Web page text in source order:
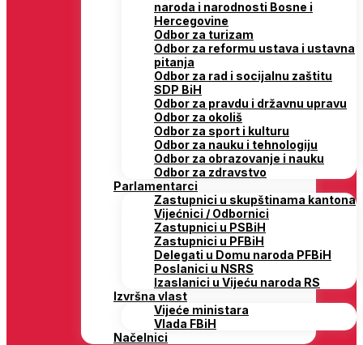
naroda i narodnosti Bosne i
Hercegovine
Odbor za turizam
Odbor za reformu ustava i ustavna
pitanja
Odbor za rad i socijalnu zaštitu
SDP BiH
Odbor za pravdu i državnu upravu
Odbor za okoliš
Odbor za sport i kulturu
Odbor za nauku i tehnologiju
Odbor za obrazovanje i nauku
Odbor za zdravstvo
Parlamentarci
Zastupnici u skupštinama kantona
Vijećnici / Odbornici
Zastupnici u PSBiH
Zastupnici u PFBiH
Delegati u Domu naroda PFBiH
Poslanici u NSRS
Izaslanici u Vijeću naroda RS
Izvršna vlast
Vijeće ministara
Vlada FBiH
Načelnici